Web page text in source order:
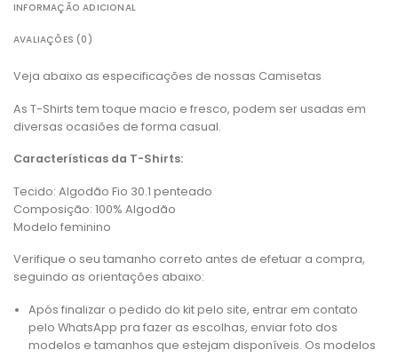
INFORMAÇÃO ADICIONAL
AVALIAÇÕES (0)
Veja abaixo as especificações de nossas Camisetas
As T-Shirts tem toque macio e fresco, podem ser usadas em
diversas ocasiões de forma casual.
Características da T-Shirts:
Tecido: Algodão Fio 30.1 penteado
Composição: 100% Algodão
Modelo feminino
Verifique o seu tamanho correto antes de efetuar a compra,
seguindo as orientações abaixo:
Após finalizar o pedido do kit pelo site, entrar em contato
pelo WhatsApp pra fazer as escolhas, enviar foto dos
modelos e tamanhos que estejam disponíveis. Os modelos